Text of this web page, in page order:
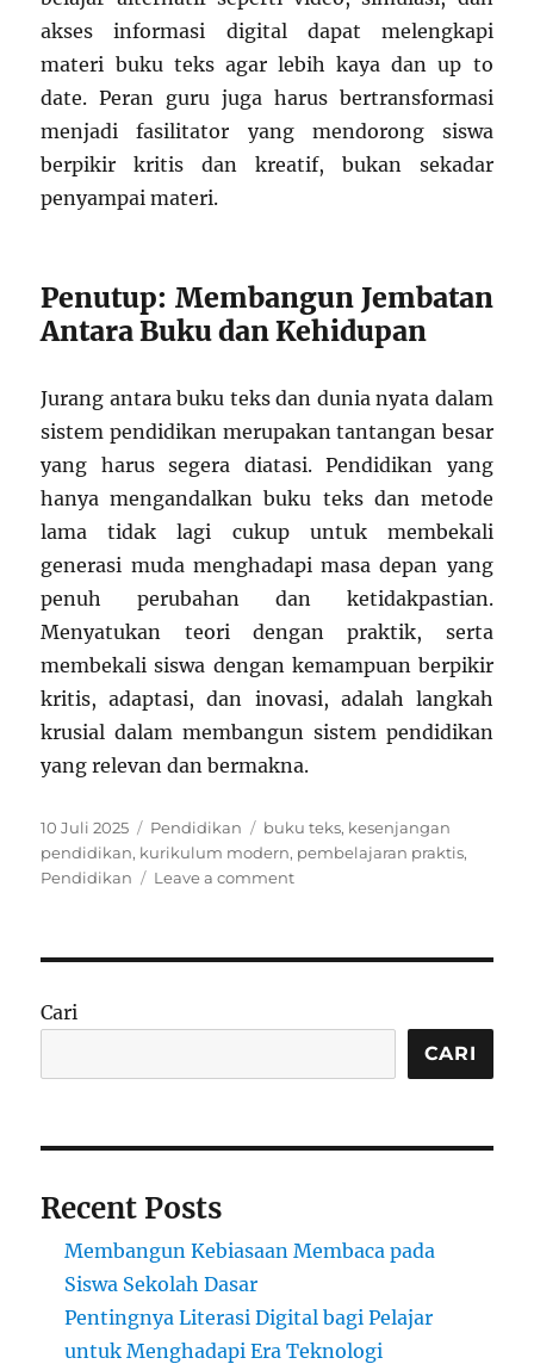
akses informasi digital dapat melengkapi
materi buku teks agar lebih kaya dan up to
date. Peran guru juga harus bertransformasi
menjadi fasilitator yang mendorong siswa
berpikir kritis dan kreatif, bukan sekadar
penyampai materi.
Penutup: Membangun Jembatan
Antara Buku dan Kehidupan
Jurang antara buku teks dan dunia nyata dalam
sistem pendidikan merupakan tantangan besar
yang harus segera diatasi. Pendidikan yang
hanya mengandalkan buku teks dan metode
lama tidak lagi cukup untuk membekali
generasi muda menghadapi masa depan yang
penuh perubahan dan ketidakpastian.
Menyatukan teori dengan praktik, serta
membekali siswa dengan kemampuan berpikir
kritis, adaptasi, dan inovasi, adalah langkah
krusial dalam membangun sistem pendidikan
yang relevan dan bermakna.
Posted
on
10 Juli 2025 Categories
Pendidikan Tags
buku teks, kesenjangan
pendidikan, kurikulum modern, pembelajaran praktis,
Pendidikan
Leave a commenton
Jurang
Terus
Sistem
Cari
CARI
Recent Posts
Membangun Kebiasaan Membaca pada
Siswa Sekolah Dasar
Pentingnya Literasi Digital bagi Pelajar
untuk Menghadapi Era Teknologi